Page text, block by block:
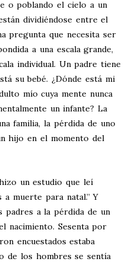
o poblando el cielo a un
dividiéndose entre el
pregunta que necesita ser
a una escala grande,
individual. Un padre tiene
su bebé. ¿Dónde está mi
mío cuya mente nunca
un infante? La
familia, la pérdida de uno
hijo en el momento del
un estudio que leí
a muerte para natal.” Y
padres a la pérdida de un
nacimiento. Sesenta por
encuestados estaba
de los hombres se sentía